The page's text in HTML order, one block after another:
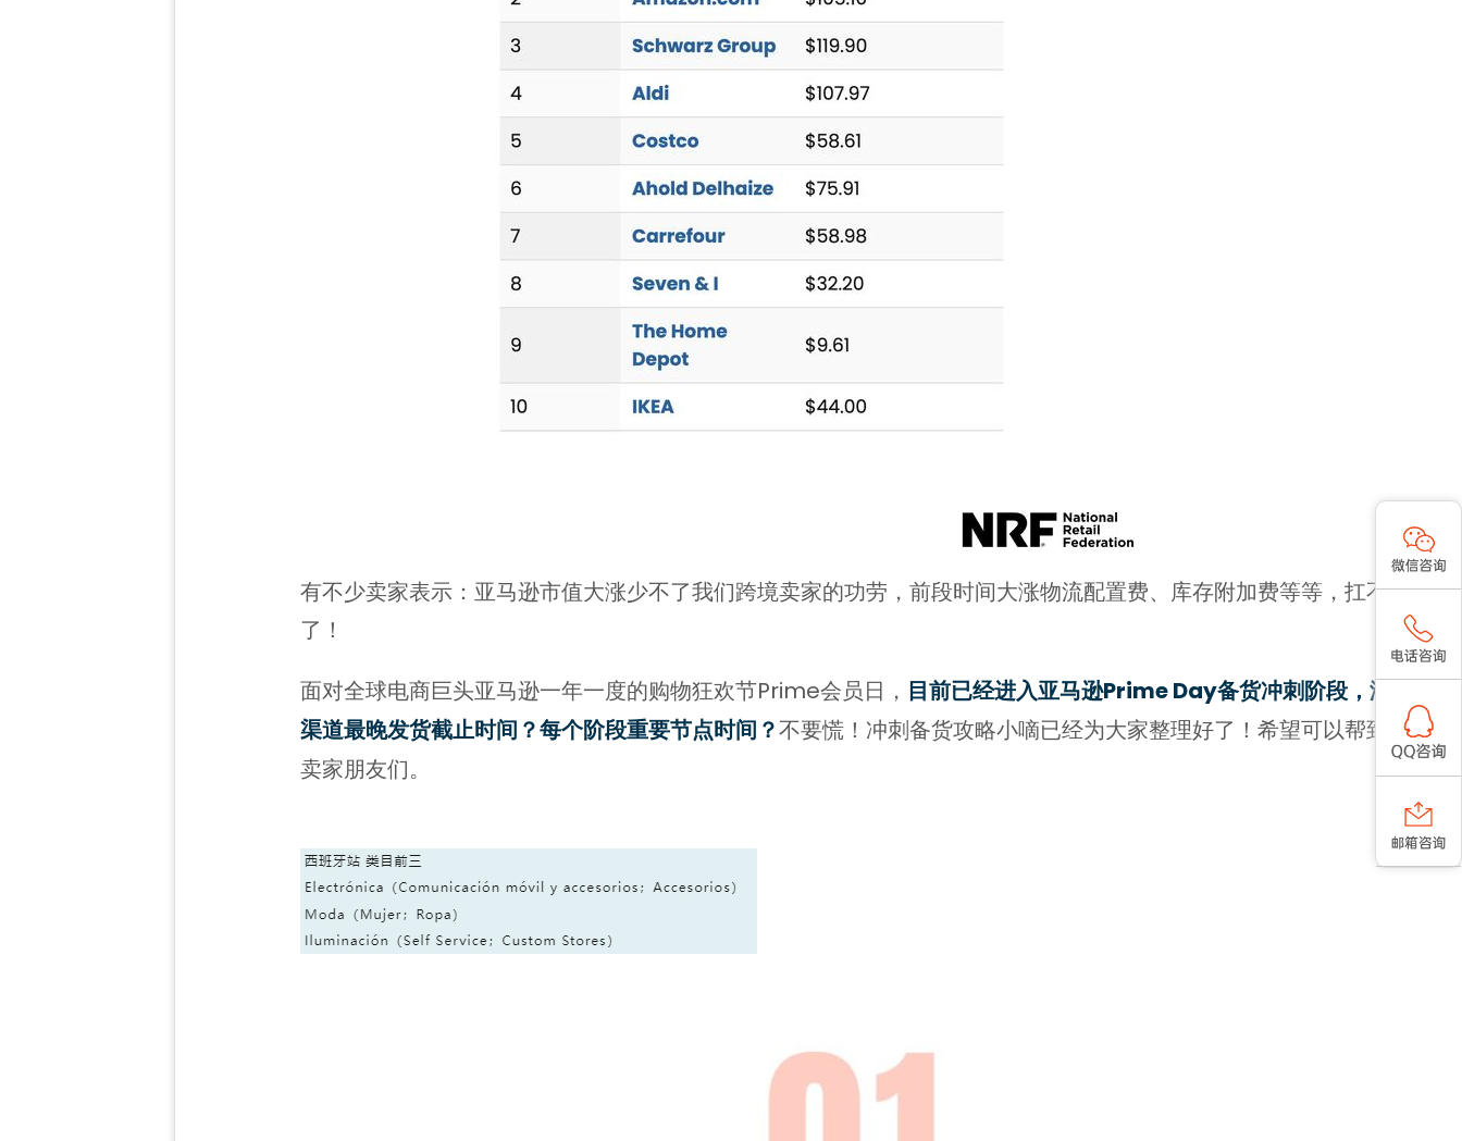
有不少卖家表示：亚马逊市值大涨少不了我们跨境卖家的功劳，前段时间大涨物流配置费、库存附加费等等，扛不住
了！
面对全球电商巨头亚马逊一年一度的购物狂欢节Prime会员日， 目前已经进入亚马逊Prime Day备货冲刺阶段，海陆空
渠道最晚发货截止时间？每个阶段重要节点时间？不要慌！冲刺备货攻略小嘀已经为大家整理好了！希望可以帮到各位
卖家朋友们。